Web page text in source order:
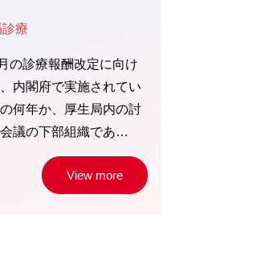
療
の診療報酬改定に向け
内閣府で実施されてい
何年か、厚生局内の討
議の下部組織であ…
View more